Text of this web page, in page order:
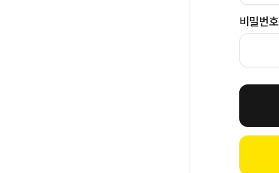
비밀번호